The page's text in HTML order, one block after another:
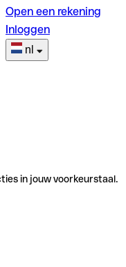
Open een rekening
Inloggen
nl
in jouw voorkeurstaal.